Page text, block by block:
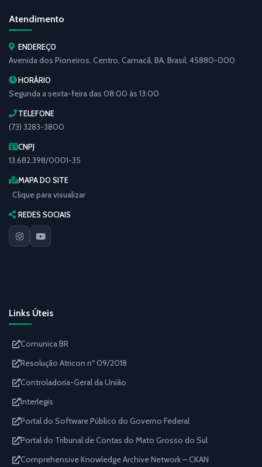
Atendimento
ENDEREÇO
Avenida dos Pioneiros, Centro, Camacã, BA, Brasil, 45880-000
HORÁRIO
Segunda a sexta-feira das 08:00 às 13:00
TELEFONE
(73) 3283-3800
CNPJ
13.682.398/0001-35
MAPA DO SITE
Clique para visualizar
REDES SOCIAIS
Links Úteis
Comunica BR
Resolução Atricon nº 09/2018
Controladoria-Geral da União
Interlegis
Portal do Software Público do Governo Federal
Portal do Tribunal de Contas do Mato Grosso do Sul
Comprehensive Knowledge Archive Network – CKAN